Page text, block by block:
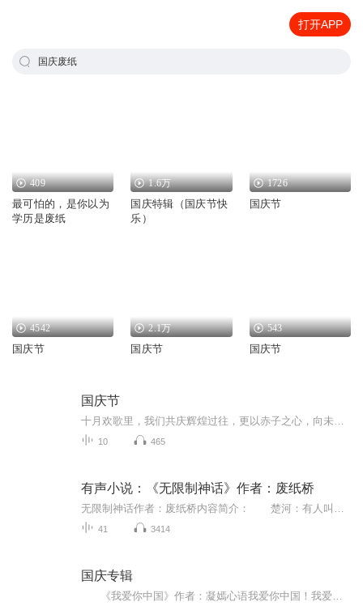
打开APP
国庆废纸
409
最可怕的，是你以为
学历是废纸
1.6万
国庆特辑（国庆节快
乐）
1726
国庆节
4542
国庆节
2.1万
国庆节
543
国庆节
国庆节
10 465
有声小说：《无限制神话》作者：废纸桥
41 3414
国庆专辑